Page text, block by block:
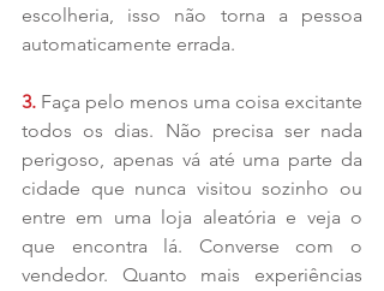
escolheria, isso não torna a pessoa
automaticamente errada.
3. Faça pelo menos uma coisa excitante
todos os dias. Não precisa ser nada
perigoso, apenas vá até uma parte da
cidade que nunca visitou sozinho ou
entre em uma loja aleatória e veja o
que encontra lá. Converse com o
vendedor. Quanto mais experiências